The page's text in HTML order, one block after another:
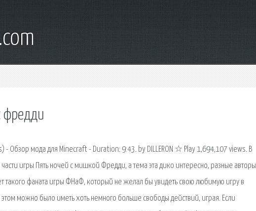
фредди
- Обзор мода для Minecraft - Duration: 9:43. by DILLERON ☆ Play 1,694,107 views. В
игры Пять ночей с мишкой Фредди, а тема эта дико интересно, разные авторы
такого фаната игры ФНаФ, который не желал бы увидеть свою любимую игру в
можно было иметь хоть немного больше свободы действий, играя. Если